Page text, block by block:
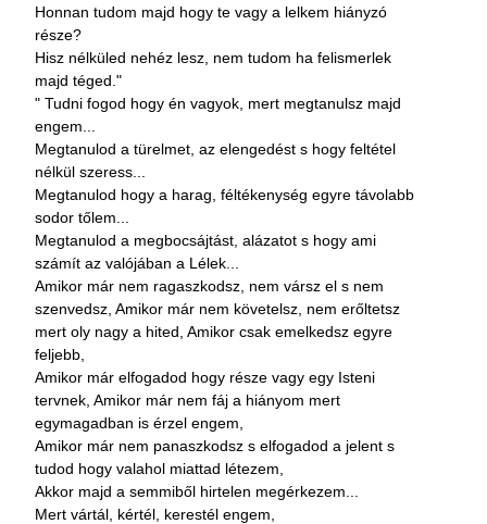
Honnan tudom majd hogy te vagy a lelkem hiányzó
része?
Hisz nélküled nehéz lesz, nem tudom ha felismerlek
majd téged."
" Tudni fogod hogy én vagyok, mert megtanulsz majd
engem...
Megtanulod a türelmet, az elengedést s hogy feltétel
nélkül szeress...
Megtanulod hogy a harag, féltékenység egyre távolabb
sodor tőlem...
Megtanulod a megbocsájtást, alázatot s hogy ami
számít az valójában a Lélek...
Amikor már nem ragaszkodsz, nem vársz el s nem
szenvedsz, Amikor már nem követelsz, nem erőltetsz
mert oly nagy a hited, Amikor csak emelkedsz egyre
feljebb,
Amikor már elfogadod hogy része vagy egy Isteni
tervnek, Amikor már nem fáj a hiányom mert
egymagadban is érzel engem,
Amikor már nem panaszkodsz s elfogadod a jelent s
tudod hogy valahol miattad létezem,
Akkor majd a semmiből hirtelen megérkezem...
Mert vártál, kértél, kerestél engem,